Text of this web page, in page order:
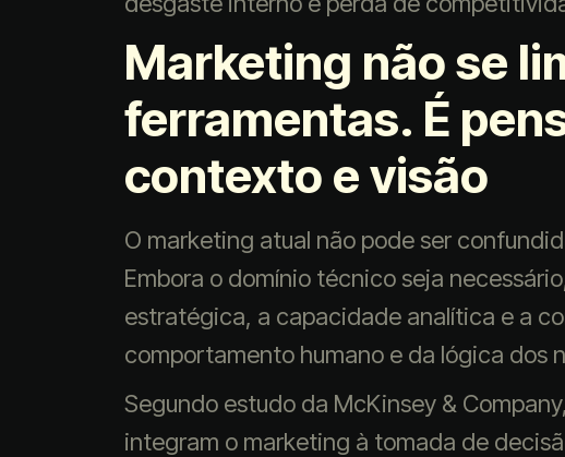
Marketing não se
ferramentas. É
contexto e visão
O marketing atual não pode ser
Embora o domínio técnico seja
estratégica, a capacidade analítica e a
comportamento humano e da lógica dos
Segundo estudo da McKinsey &
integram o marketing à tomada de